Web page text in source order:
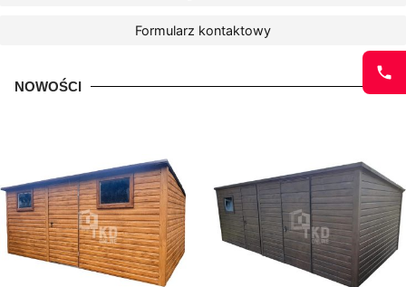
Formularz kontaktowy
NOWOŚCI